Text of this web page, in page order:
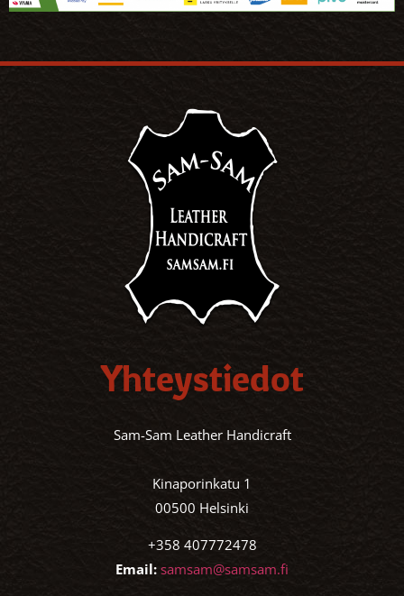
Yhteystiedot
Sam-Sam Leather Handicraft
Kinaporinkatu 1
00500 Helsinki
+358 407772478
Email: samsam@samsam.fi